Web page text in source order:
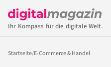
Ihr Kompass für die digitale Welt.
Startseite/E-Commerce & Handel